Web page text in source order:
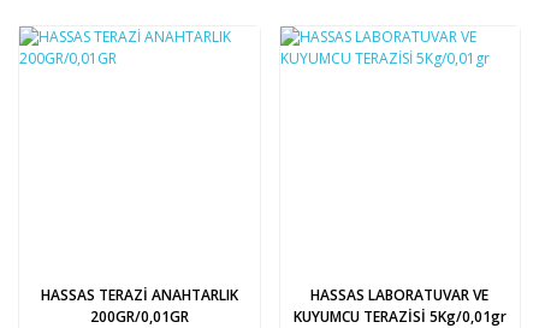
HASSAS TERAZİ ANAHTARLIK
200GR/0,01GR
HASSAS LABORATUVAR VE
KUYUMCU TERAZİSİ 5Kg/0,01gr